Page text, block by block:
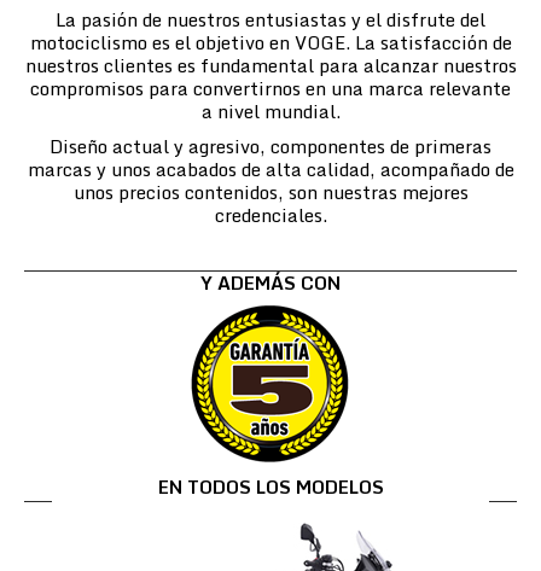
La pasión de nuestros entusiastas y el disfrute del
motociclismo es el objetivo en VOGE. La satisfacción de
nuestros clientes es fundamental para alcanzar nuestros
compromisos para convertirnos en una marca relevante
a nivel mundial.
Diseño actual y agresivo, componentes de primeras
marcas y unos acabados de alta calidad, acompañado de
unos precios contenidos, son nuestras mejores
credenciales.
Y ADEMÁS CON
EN TODOS LOS MODELOS